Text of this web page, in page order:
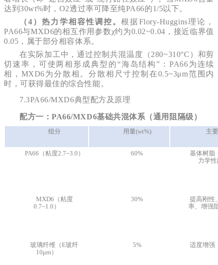
达到30wt%时，O2透过率可降至纯PA66的1/5以下。
（4）热力学相容性调控。根据Flory-Huggins理论，
PA66与MXD6的相互作用参数χ约为0.02~0.04，接近临界值
0.05，属于部分相容体系。
在实际加工中，通过控制共混温度（280~310°C）和剪
切速率，可使两相形成典型的“海岛结构”：PA66为连续
相，MXD6为分散相。分散相尺寸控制在0.5~3μm范围内
时，可获得最佳的综合性能。
7.3PA66/MXD6典型配方及原理
配方一：PA66/MXD6基础共混体系（通用阻隔级）
组分 用量(wt%) 主
PA66（粘度2.7~3.0） 60%
基体树脂
力学
MXD6（粘度
0.7~1.0）
30%
提高刚性
率、增强
玻璃纤维（E玻纤
10μm）
5% 适度增强